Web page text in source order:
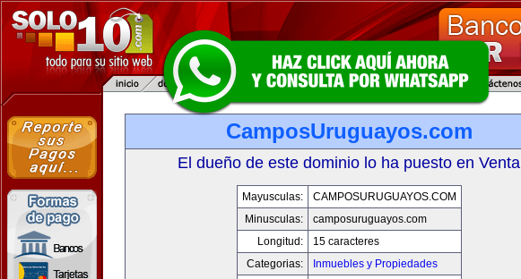
CamposUruguayos.com
El dueño de este dominio lo ha puesto en Venta
Mayusculas:
CAMPOSURUGUAYOS.COM
Minusculas:
camposuruguayos.com
Longitud:
15 caracteres
Categorias:
Inmuebles y Propiedades